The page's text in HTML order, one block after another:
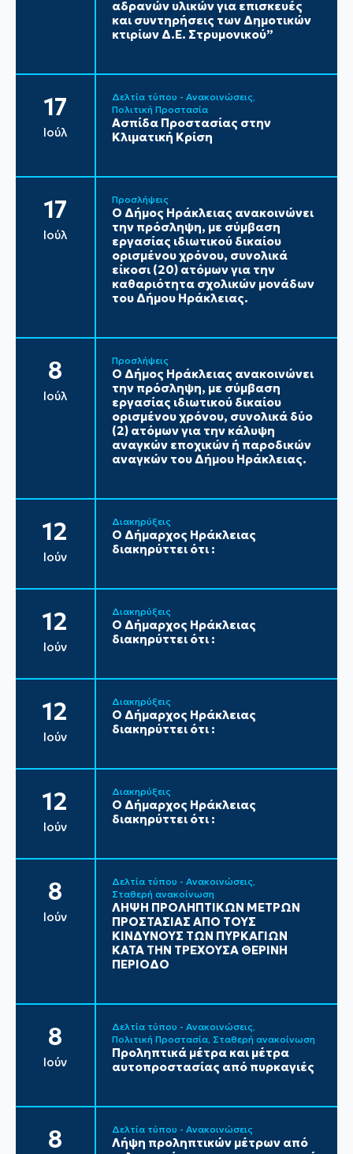
αδρανών υλικών για επισκευές
και συντηρήσεις των Δημοτικών
κτιρίων Δ.Ε. Στρυμονικού”
17
Ιούλ
Δελτία τύπου - Ανακοινώσεις
Πολιτική Προστασία
Ασπίδα Προστασίας στην
Κλιματική Κρίση
17
Ιούλ
Προσλήψεις
Ο Δήμος Ηράκλειας ανακοινώνει
την πρόσληψη, με σύμβαση
εργασίας ιδιωτικού δικαίου
ορισμένου χρόνου, συνολικά
είκοσι (20) ατόμων για την
καθαριότητα σχολικών μονάδων
του Δήμου Ηράκλειας.
8
Ιούλ
Προσλήψεις
Ο Δήμος Ηράκλειας ανακοινώνει
την πρόσληψη, με σύμβαση
εργασίας ιδιωτικού δικαίου
ορισμένου χρόνου, συνολικά δύο
(2) ατόμων για την κάλυψη
αναγκών εποχικών ή παροδικών
αναγκών του Δήμου Ηράκλειας.
12
Ιούν
Διακηρύξεις
Ο Δήμαρχος Ηράκλειας
διακηρύττει ότι :
12
Ιούν
Διακηρύξεις
Ο Δήμαρχος Ηράκλειας
διακηρύττει ότι :
12
Ιούν
Διακηρύξεις
Ο Δήμαρχος Ηράκλειας
διακηρύττει ότι :
12
Ιούν
Διακηρύξεις
Ο Δήμαρχος Ηράκλειας
διακηρύττει ότι :
8
Ιούν
Δελτία τύπου - Ανακοινώσεις
Σταθερή ανακοίνωση
ΛΗΨΗ ΠΡΟΛΗΠΤΙΚΩΝ ΜΕΤΡΩΝ
ΠΡΟΣΤΑΣΙΑΣ ΑΠΟ ΤΟΥΣ
ΚΙΝΔΥΝΟΥΣ ΤΩΝ ΠΥΡΚΑΓΙΩΝ
ΚΑΤΑ ΤΗΝ ΤΡΕΧΟΥΣΑ ΘΕΡΙΝΗ
ΠΕΡΙΟΔΟ
8
Ιούν
Δελτία τύπου - Ανακοινώσεις
Πολιτική Προστασία Σταθερή ανακοίνωση
Προληπτικά μέτρα και μέτρα
αυτοπροστασίας από πυρκαγιές
8 Δελτία τύπου - Ανακοινώσεις
Λήψη προληπτικών μέτρων από